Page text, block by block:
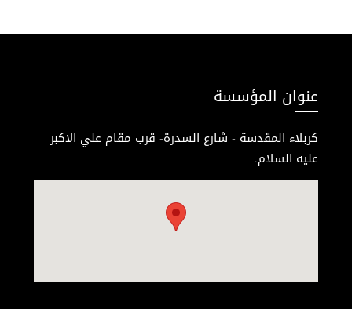
عنوان المؤسسة
كربلاء المقدسة - شارع السدرة- قرب مقام علي الاكبر
عليه السلام.